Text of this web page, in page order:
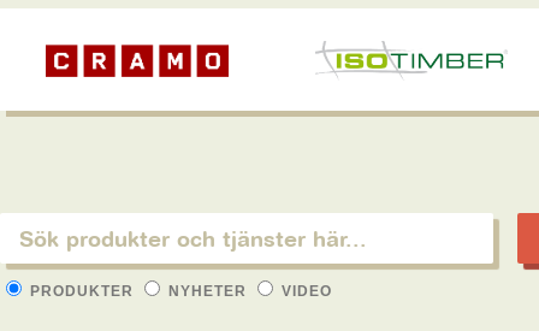
PRODUKTER NYHETER VIDEO